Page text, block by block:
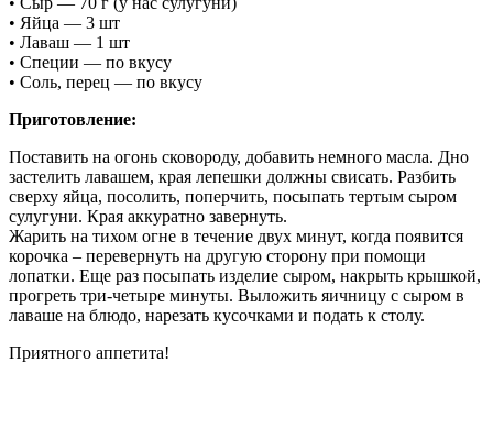
• Яйца — 3 шт
• Лаваш — 1 шт
• Специи — по вкусу
• Соль, перец — по вкусу
Приготовление:
Поставить на огонь сковороду, добавить немного масла. Дно
застелить лавашем, края лепешки должны свисать. Разбить
сверху яйца, посолить, поперчить, посыпать тертым сыром
сулугуни. Края аккуратно завернуть.
Жарить на тихом огне в течение двух минут, когда появится
корочка – перевернуть на другую сторону при помощи
лопатки. Еще раз посыпать изделие сыром, накрыть крышкой,
прогреть три-четыре минуты. Выложить яичницу с сыром в
лаваше на блюдо, нарезать кусочками и подать к столу.
Приятного аппетита!